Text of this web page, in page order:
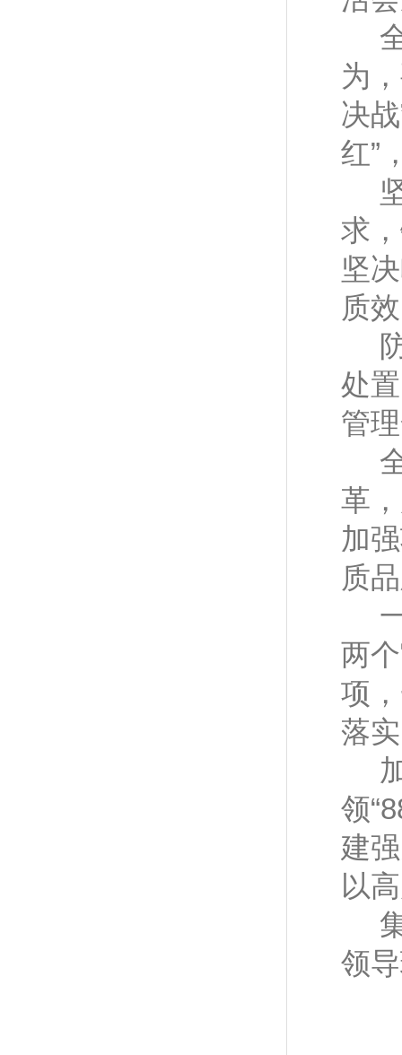
为
决
红”
求
坚
质
处
管
革
加
质
两
项
落
领
建
以
领